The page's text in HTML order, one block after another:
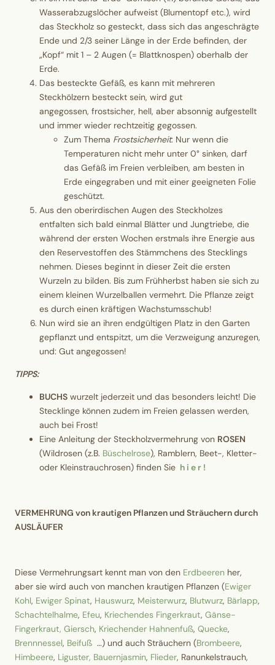
Wasserabzugslöcher aufweist (Blumentopf etc.), wird
das Steckholz so gesteckt, dass sich das angeschrägte
Ende und 2/3 seiner Länge in der Erde befinden, der
„Kopf“ mit 1 – 2 Augen (= Blattknospen) oberhalb der
Erde.
Das besteckte Gefäß, es kann mit mehreren
Steckhölzern besteckt sein, wird gut
angegossen, frostsicher, hell, aber absonnig aufgestellt
und immer wieder rechtzeitig gegossen.
Zum Thema Frostsicherheit: Nur wenn die
Temperaturen nicht mehr unter 0° sinken, darf
das Gefäß im Freien verbleiben, am besten in
Erde eingegraben und mit einer geeigneten Folie
geschützt.
Aus den oberirdischen Augen des Steckholzes
entfalten sich bald einmal Blätter und Jungtriebe, die
während der ersten Wochen erstmals ihre Energie aus
den Reservestoffen des Stämmchens des Stecklings
nehmen. Dieses beginnt in dieser Zeit die ersten
Wurzeln zu bilden. Bis zum Frühherbst haben sie sich zu
einem kleinen Wurzelballen vermehrt. Die Pflanze zeigt
es durch einen kräftigen Wachstumsschub!
Nun wird sie an ihren endgültigen Platz in den Garten
gepflanzt und entspitzt, um die Verzweigung anzuregen,
und: Gut angegossen!
TIPPS:
BUCHS wurzelt jederzeit und das besonders leicht! Die
Stecklinge können zudem im Freien gelassen werden,
auch bei Frost!
Eine Anleitung der Steckholzvermehrung von ROSEN
(Wildrosen (z.B. Büschelrose), Ramblern, Beet-, Kletter-
oder Kleinstrauchrosen) finden Sie h i e r !
VERMEHRUNG von krautigen Pflanzen und Sträuchern durch
AUSLÄUFER
Diese Vermehrungsart kennt man von den Erdbeeren her,
aber sie wird auch von manchen krautigen Pflanzen (Ewiger
Kohl, Ewiger Spinat, Hauswurz, Meisterwurz, Blutwurz, Bärlapp,
Schachtelhalme, Efeu, Kriechendes Fingerkraut, Gänse-
Fingerkraut, Giersch, Kriechender Hahnenfuß, Quecke,
Brennnessel, Beifuß …) und auch Sträuchern (Brombeere,
Himbeere, Liguster, Bauernjasmin, Flieder, Ranunkelstrauch,